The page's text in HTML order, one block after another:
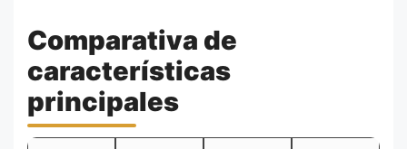
Comparativa de
características
principales